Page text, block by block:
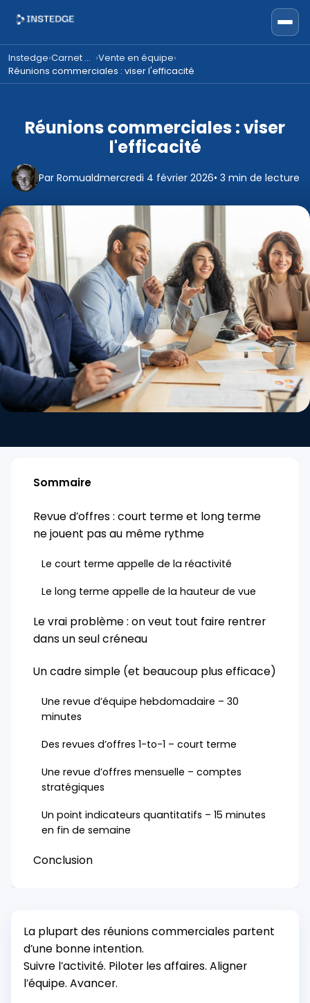
Instedge› Carnet d'expertise ›Vente en équipe›
Réunions commerciales : viser l'efficacité
Réunions commerciales : viser
l'efficacité
Par Romualdmercredi 4 février 2026• 3 min de lecture
Sommaire
Revue d’offres : court terme et long terme
ne jouent pas au même rythme
Le court terme appelle de la réactivité
Le long terme appelle de la hauteur de vue
Le vrai problème : on veut tout faire rentrer
dans un seul créneau
Un cadre simple (et beaucoup plus efficace)
Une revue d’équipe hebdomadaire – 30
minutes
Des revues d’offres 1-to-1 – court terme
Une revue d’offres mensuelle – comptes
stratégiques
Un point indicateurs quantitatifs – 15 minutes
en fin de semaine
Conclusion
La plupart des réunions commerciales partent
d’une bonne intention.
Suivre l’activité. Piloter les affaires. Aligner
l’équipe. Avancer.